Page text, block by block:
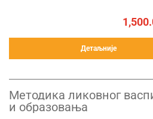
Детаљније
Методика ликовног
и образовања